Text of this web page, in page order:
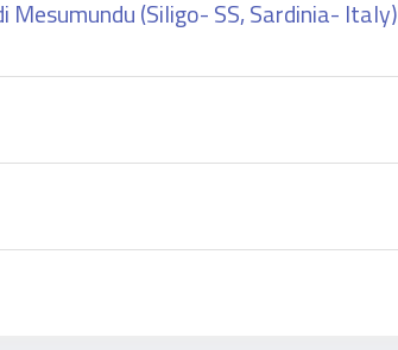
(Siligo- SS, Sardinia- Italy)